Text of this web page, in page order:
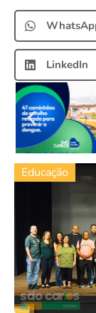
LinkedIn
Educação